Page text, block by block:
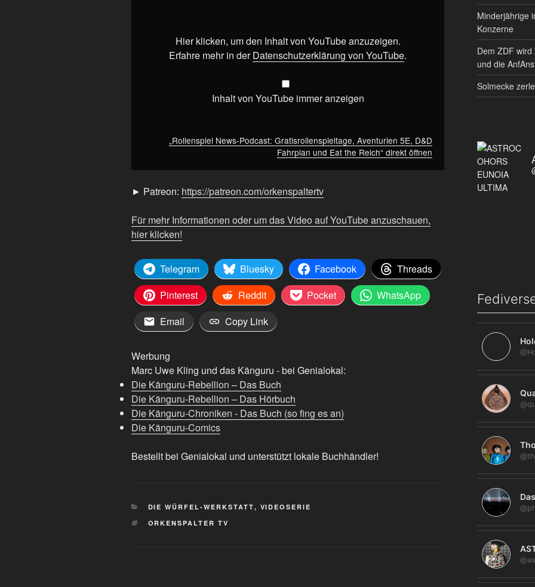
Aventurien
YouTube
Hier klicken, um den Inhalt von YouTube anzuzeigen.
Erfahre mehr in derDatenschutzerklärung von YouTube.
Inhalt von YouTube immer anzeigen
„Rollenspiel News-Podcast: Gratisrollenspieltage, Aventurien 5E, D&D
Fahrplan und Eat the Reich“ direkt öffnen
► Patreon: https://patreon.com/orkenspaltertv
Für mehr Informationen oder um das Video auf YouTube anzuschauen,
hier klicken!
Telegram Bluesky Facebook
Threads
Pinterest
Reddit Pocket
WhatsApp
Email
Copy Link
Werbung
Marc Uwe Kling und das Känguru - bei Genialokal:
Die Känguru-Rebellion – Das Buch
Die Känguru-Rebellion – Das Hörbuch
Die Känguru-Chroniken - Das Buch (so fing es an)
Die Känguru-Comics
Bestellt bei Genialokal und unterstützt lokale Buchhändler!
KATEGORIEN
DIE WÜRFEL-WERKSTATT, VIDEOSERIE
SCHLAGWÖRTER
ORKENSPALTER TV
Minderjährige
Konzerne
Dem ZDF
und die
Solmecke